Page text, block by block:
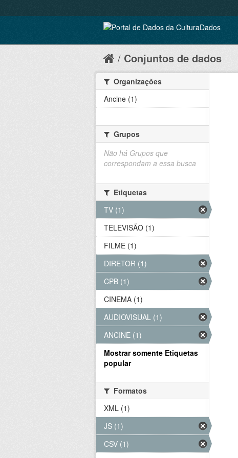
Conjuntos de dados
Organizações
Ancine (1)
Grupos
Não há Grupos que
correspondam a essa busca
Etiquetas
TV (1)
TELEVISÃO (1)
FILME (1)
DIRETOR (1)
CPB (1)
CINEMA (1)
AUDIOVISUAL (1)
ANCINE (1)
Mostrar somente Etiquetas
popular
Formatos
XML (1)
JS (1)
CSV (1)